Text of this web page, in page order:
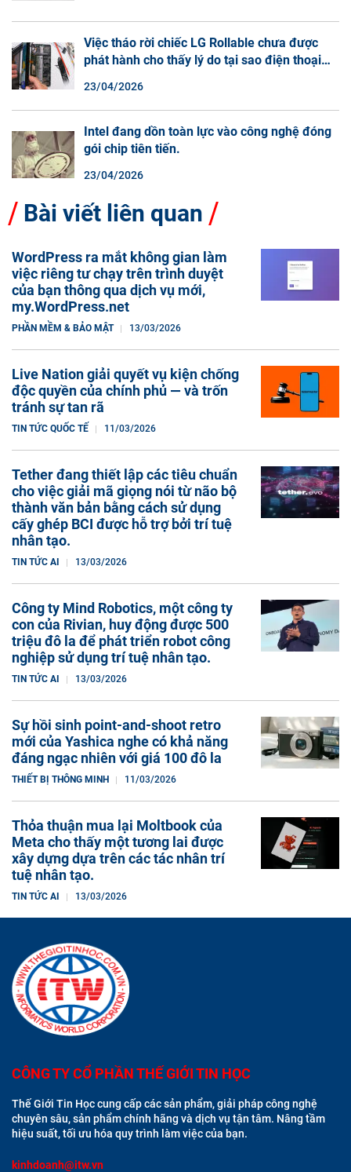
Việc tháo rời chiếc LG Rollable chưa được
phát hành cho thấy lý do tại sao điện thoại
23/04/2026
Intel đang dồn toàn lực vào công nghệ đóng
gói chip tiên tiến.
23/04/2026
Bài viết liên quan
WordPress ra mắt không gian làm
việc riêng tư chạy trên trình duyệt
của bạn thông qua dịch vụ mới,
my.WordPress.net
PHẦN MỀM & BẢO MẬT 13/03/2026
Live Nation giải quyết vụ kiện chống
độc quyền của chính phủ — và trốn
tránh sự tan rã
TIN TỨC QUỐC TẾ 11/03/2026
Tether đang thiết lập các tiêu chuẩn
cho việc giải mã giọng nói từ não bộ
thành văn bản bằng cách sử dụng
cấy ghép BCI được hỗ trợ bởi trí tuệ
nhân tạo.
TIN TỨC AI 13/03/2026
Công ty Mind Robotics, một công ty
con của Rivian, huy động được 500
triệu đô la để phát triển robot công
nghiệp sử dụng trí tuệ nhân tạo.
TIN TỨC AI 13/03/2026
Sự hồi sinh point-and-shoot retro
mới của Yashica nghe có khả năng
đáng ngạc nhiên với giá 100 đô la
THIẾT BỊ THÔNG MINH 11/03/2026
Thỏa thuận mua lại Moltbook của
Meta cho thấy một tương lai được
xây dựng dựa trên các tác nhân trí
tuệ nhân tạo.
TIN TỨC AI 13/03/2026
CÔNG TY CỔ PHẦN THẾ GIỚI TIN HỌC
Thế Giới Tin Học cung cấp các sản phẩm, giải pháp công nghệ
chuyên sâu, sản phẩm chính hãng và dịch vụ tận tâm. Nâng tầm
hiệu suất, tối ưu hóa quy trình làm việc của bạn.
kinhdoanh@itw.vn